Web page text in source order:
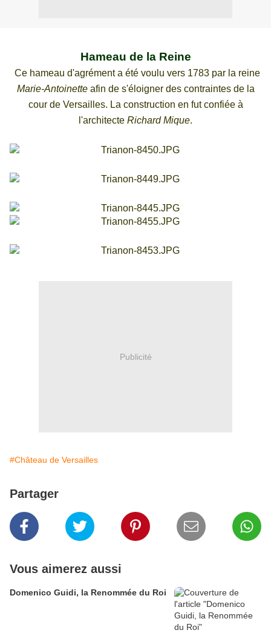
Hameau de la Reine
Ce hameau d'agrément a été voulu vers 1783 par la reine
Marie-Antoinetteafin de s'éloigner des contraintes de la
cour de Versailles. La construction en fut confiée à
l'architecte Richard Mique.
Publicité
#Château de Versailles
Partager
Vous aimerez aussi
Domenico Guidi, la Renommée du Roi